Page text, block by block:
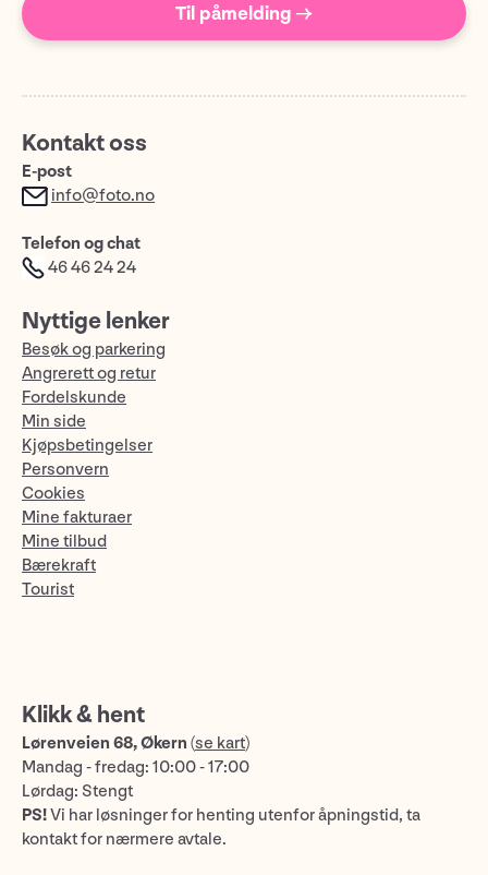
Til påmelding →
Kontakt oss
E-post
info@foto.no
Telefon og chat
46 46 24 24
Nyttige lenker
Besøk og parkering
Angrerett og retur
Fordelskunde
Min side
Kjøpsbetingelser
Personvern
Cookies
Mine fakturaer
Mine tilbud
Bærekraft
Tourist
Klikk & hent
Lørenveien 68, Økern (se kart)
Mandag - fredag: 10:00 - 17:00
Lørdag: Stengt
PS!Vi har løsninger for henting utenfor åpningstid, ta
kontakt for nærmere avtale.